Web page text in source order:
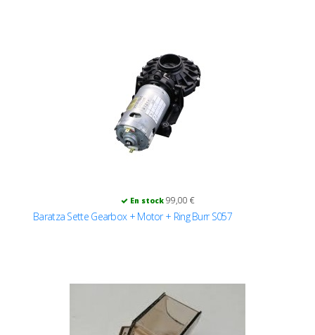
En stock 99,00 €
Baratza Sette Gearbox + Motor + Ring Burr S057